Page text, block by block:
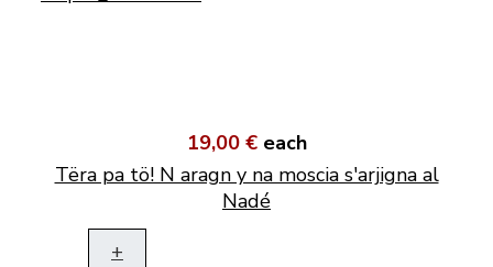
19,00 € each
Tëra pa tö! N aragn y na moscia s'arjigna al
Nadé
+